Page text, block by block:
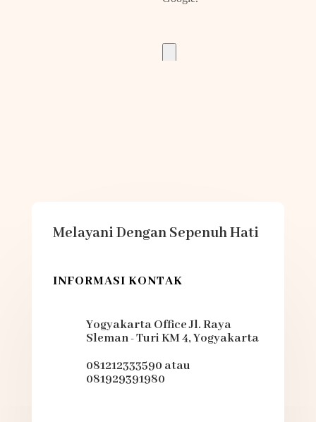
Melayani Dengan Sepenuh Hati
INFORMASI KONTAK
Yogyakarta Office Jl. Raya
Sleman - Turi KM 4, Yogyakarta
081212333590 atau
081929391980